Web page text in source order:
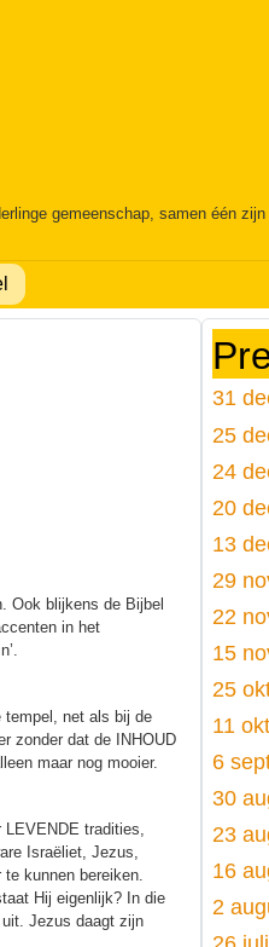
gemeenschap, samen één
Ook blijkens de Bijbel
in het
tempel, net als bij de
zonder dat de INHOUD
maar nog mooier.
LEVENDE tradities,
Israëliet, Jezus,
kunnen bereiken.
Hij eigenlijk? In die
Jezus daagt zijn
31
25
24
20
13
29
22
15
25
11
6
30
23
16
2